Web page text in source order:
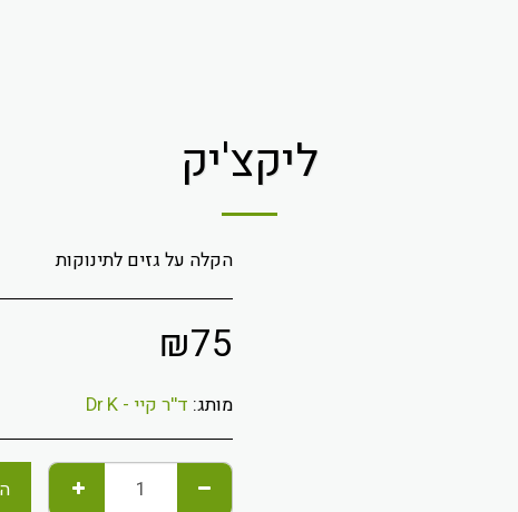
ליקצ'יק
הקלה על גזים לתינוקות
₪75
מותג: ד''ר קיי - Dr K